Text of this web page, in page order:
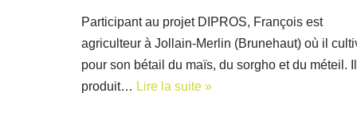
Participant au projet DIPROS, François est
agriculteur à Jollain-Merlin (Brunehaut) où il
pour son bétail du maïs, du sorgho et du méteil. Il
produit… Lire la suite »